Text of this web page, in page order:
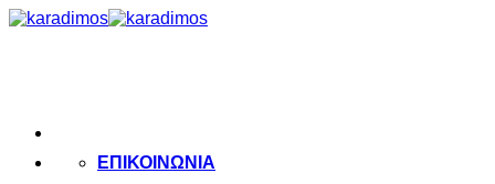
Μετάβαση
ΕΠΙΚΟΙΝΩΝΙΑ